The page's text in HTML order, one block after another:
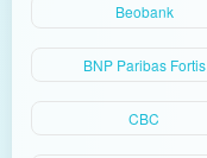
Beobank
BNP Paribas Fortis
CBC